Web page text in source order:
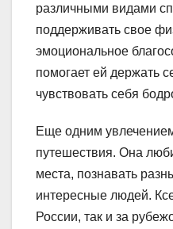
различными видами
поддерживать свое
эмоциональное
помогает ей держать
чувствовать себя
Еще одним
путешествия. Она
места, познавать
интересные людей.
России, так и за